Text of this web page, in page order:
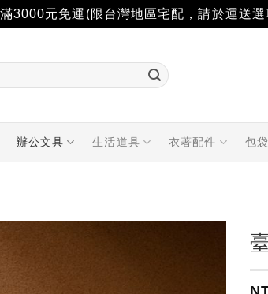
3000元免運(限台灣地區宅配，請於運送
辦公文具 生活道具 衣著配件 包袋